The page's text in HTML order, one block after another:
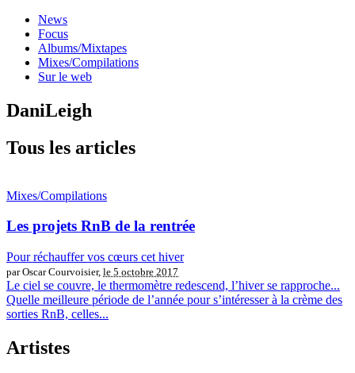
News
Focus
Albums/Mixtapes
Mixes/Compilations
Sur le web
DaniLeigh
Tous les articles
Mixes/Compilations
Les projets RnB de la rentrée
Pour réchauffer vos cœurs cet hiver
par Oscar Courvoisier, le 5 octobre 2017
Le ciel se couvre, le thermomètre redescend, l’hiver se rapproche...
Quelle meilleure période de l’année pour s’intéresser à la crème des
sorties RnB, celles...
Artistes